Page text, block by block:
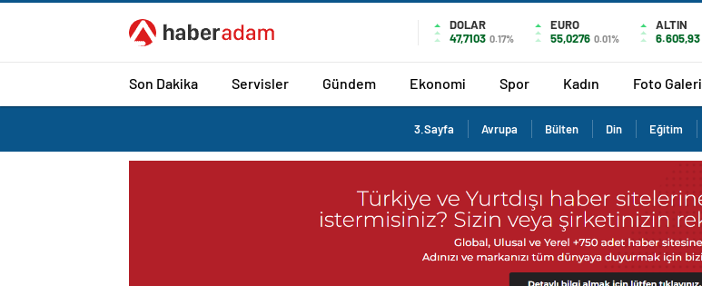
DOLAR
47,7103 0.17%
EURO
55,0276 0.01%
ALTIN
6.605,93
Son Dakika Servisler Gündem Ekonomi Spor Kadın Foto Galeri
3.Sayfa Avrupa Bülten Din Eğitim